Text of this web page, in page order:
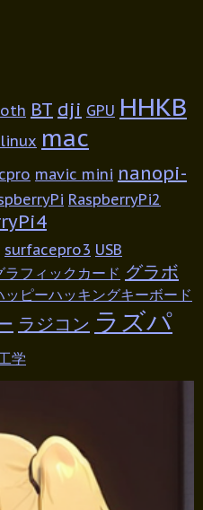
BT dji GPU HHKB
linux mac
mavic mini nanopi-
RaspberryPi2
surfacepro3 USB
ラフィックカード グラボ
ッピーハッキングキーボード
ラジコン ラズパ
学